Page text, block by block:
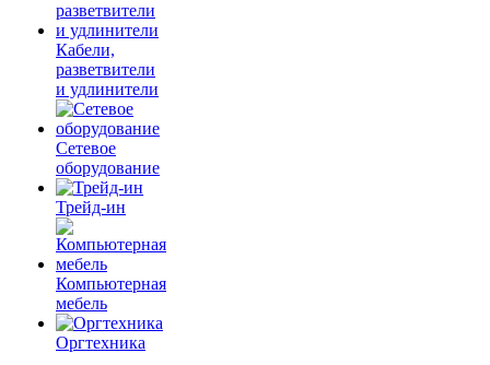
Кабели,
разветвители
и удлинители
Сетевое
оборудование
Трейд-ин
Компьютерная
мебель
Оргтехника